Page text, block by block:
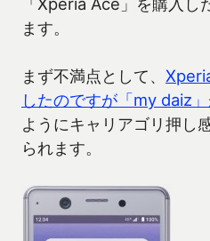
ます。
まず不満点として、
したのですが「my daiz
ようにキャリアゴリ押し
られます。